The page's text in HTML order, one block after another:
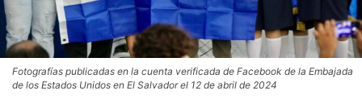
Fotografías publicadas en la cuenta verificada de Facebook de la Embajada
de los Estados Unidos en El Salvador el 12 de abril de 2024